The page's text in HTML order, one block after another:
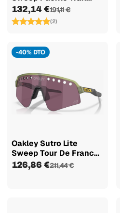
132,14 €191,11 €
(2)
-40% DTO
Oakley Sutro Lite
Sweep Tour De France
2026...
126,86 €211,44 €